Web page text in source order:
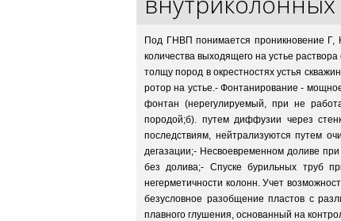
Под ГНВП понимается проникновение Г,
количества выходящего на устье
толщу пород в окрестностях устья
ротор на устье.- Фонтанирование -
фонтан (нерегулируемый, при не
породой;б). путем диффузии через
последствиям, нейтрализуются путем
дегазации;- Несвоевременном доливе
без долива;- Спуске бурильных труб
негерметичности колонн. Учет
безусловное разобщение пластов с
плавного глушения, основанный на